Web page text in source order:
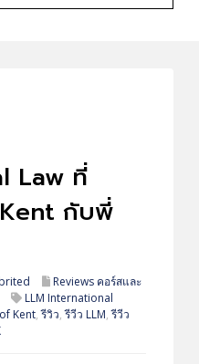
Law ที่
กับพี่
Reviews คอร์สและ
LLM International
Kent,รีวิว,รีวีว LLM,รีวีว